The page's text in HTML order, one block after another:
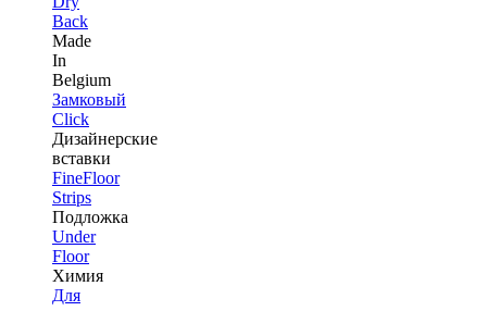
Back
Made
In
Belgium
Замковый
Click
Дизайнерские
вставки
FineFloor
Strips
Подложка
Under
Floor
Химия
Для